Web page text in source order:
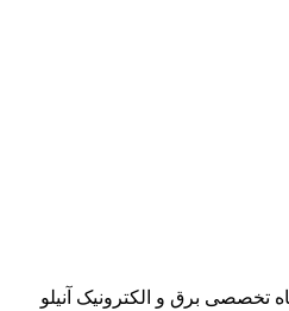
تخصصی برق و الکترونیک آنیلو